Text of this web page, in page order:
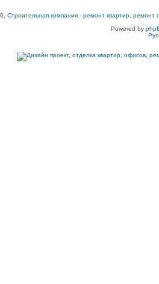
Строительная компания - ремонт квартир, ремонт
Powered by